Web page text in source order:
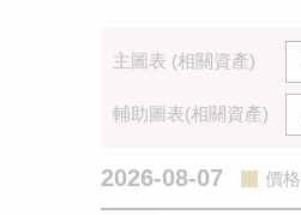
主圖表 (相關資產)
輔助圖表(相關資產)
2026-08-07 價格